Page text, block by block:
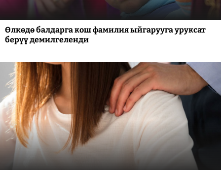
Өлкөдө балдарга кош фамилия ыйгарууга уруксат
берүү демилгеленди